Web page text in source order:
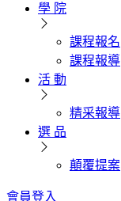
學 院
課程報名
課程報導
活 動
精采報導
選 品
顛覆提案
會員登入